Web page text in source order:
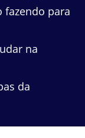
fazendo para
na
da